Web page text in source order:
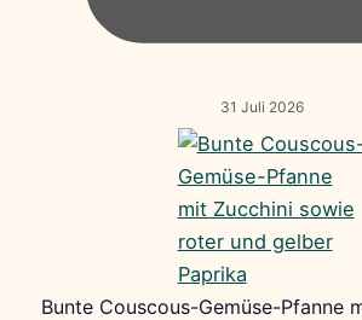
31 Juli 2026
Bunte Couscous-Gemüse-Pfanne